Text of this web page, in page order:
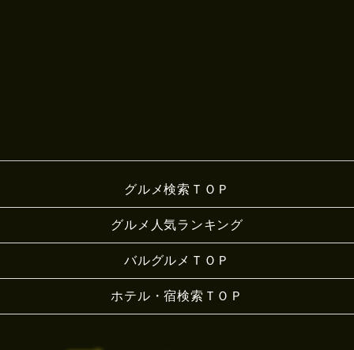
グルメ検索ＴＯＰ
グルメ人気ランキング
バルグルメＴＯＰ
ホテル・宿検索ＴＯＰ